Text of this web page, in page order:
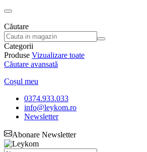
Căutare
Categorii
Produse Vizualizare toate
Căutare avansată
Coșul meu
0374.933.033
info@leykom.ro
Newsletter
Abonare Newsletter